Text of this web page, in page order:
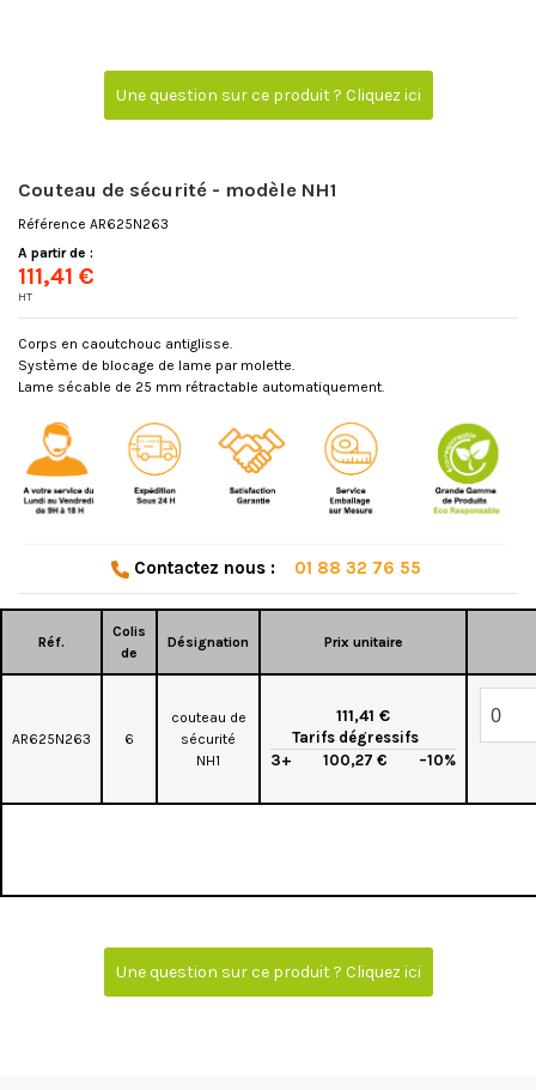
Une question sur ce produit ? Cliquez ici
Couteau de sécurité - modèle NH1
Référence AR625N263
A partir de :
111,41 €
HT
Corps en caoutchouc antiglisse.
Système de blocage de lame par molette.
Lame sécable de 25 mm rétractable automatiquement.
Contactez nous : 01 88 32 76 55
Réf.
Colis
de
Désignation Prix unitaire
AR625N263 6
couteau de
sécurité
NH1
111,41 €
Tarifs dégressifs
3+
100,27 € –10%
Une question sur ce produit ? Cliquez ici